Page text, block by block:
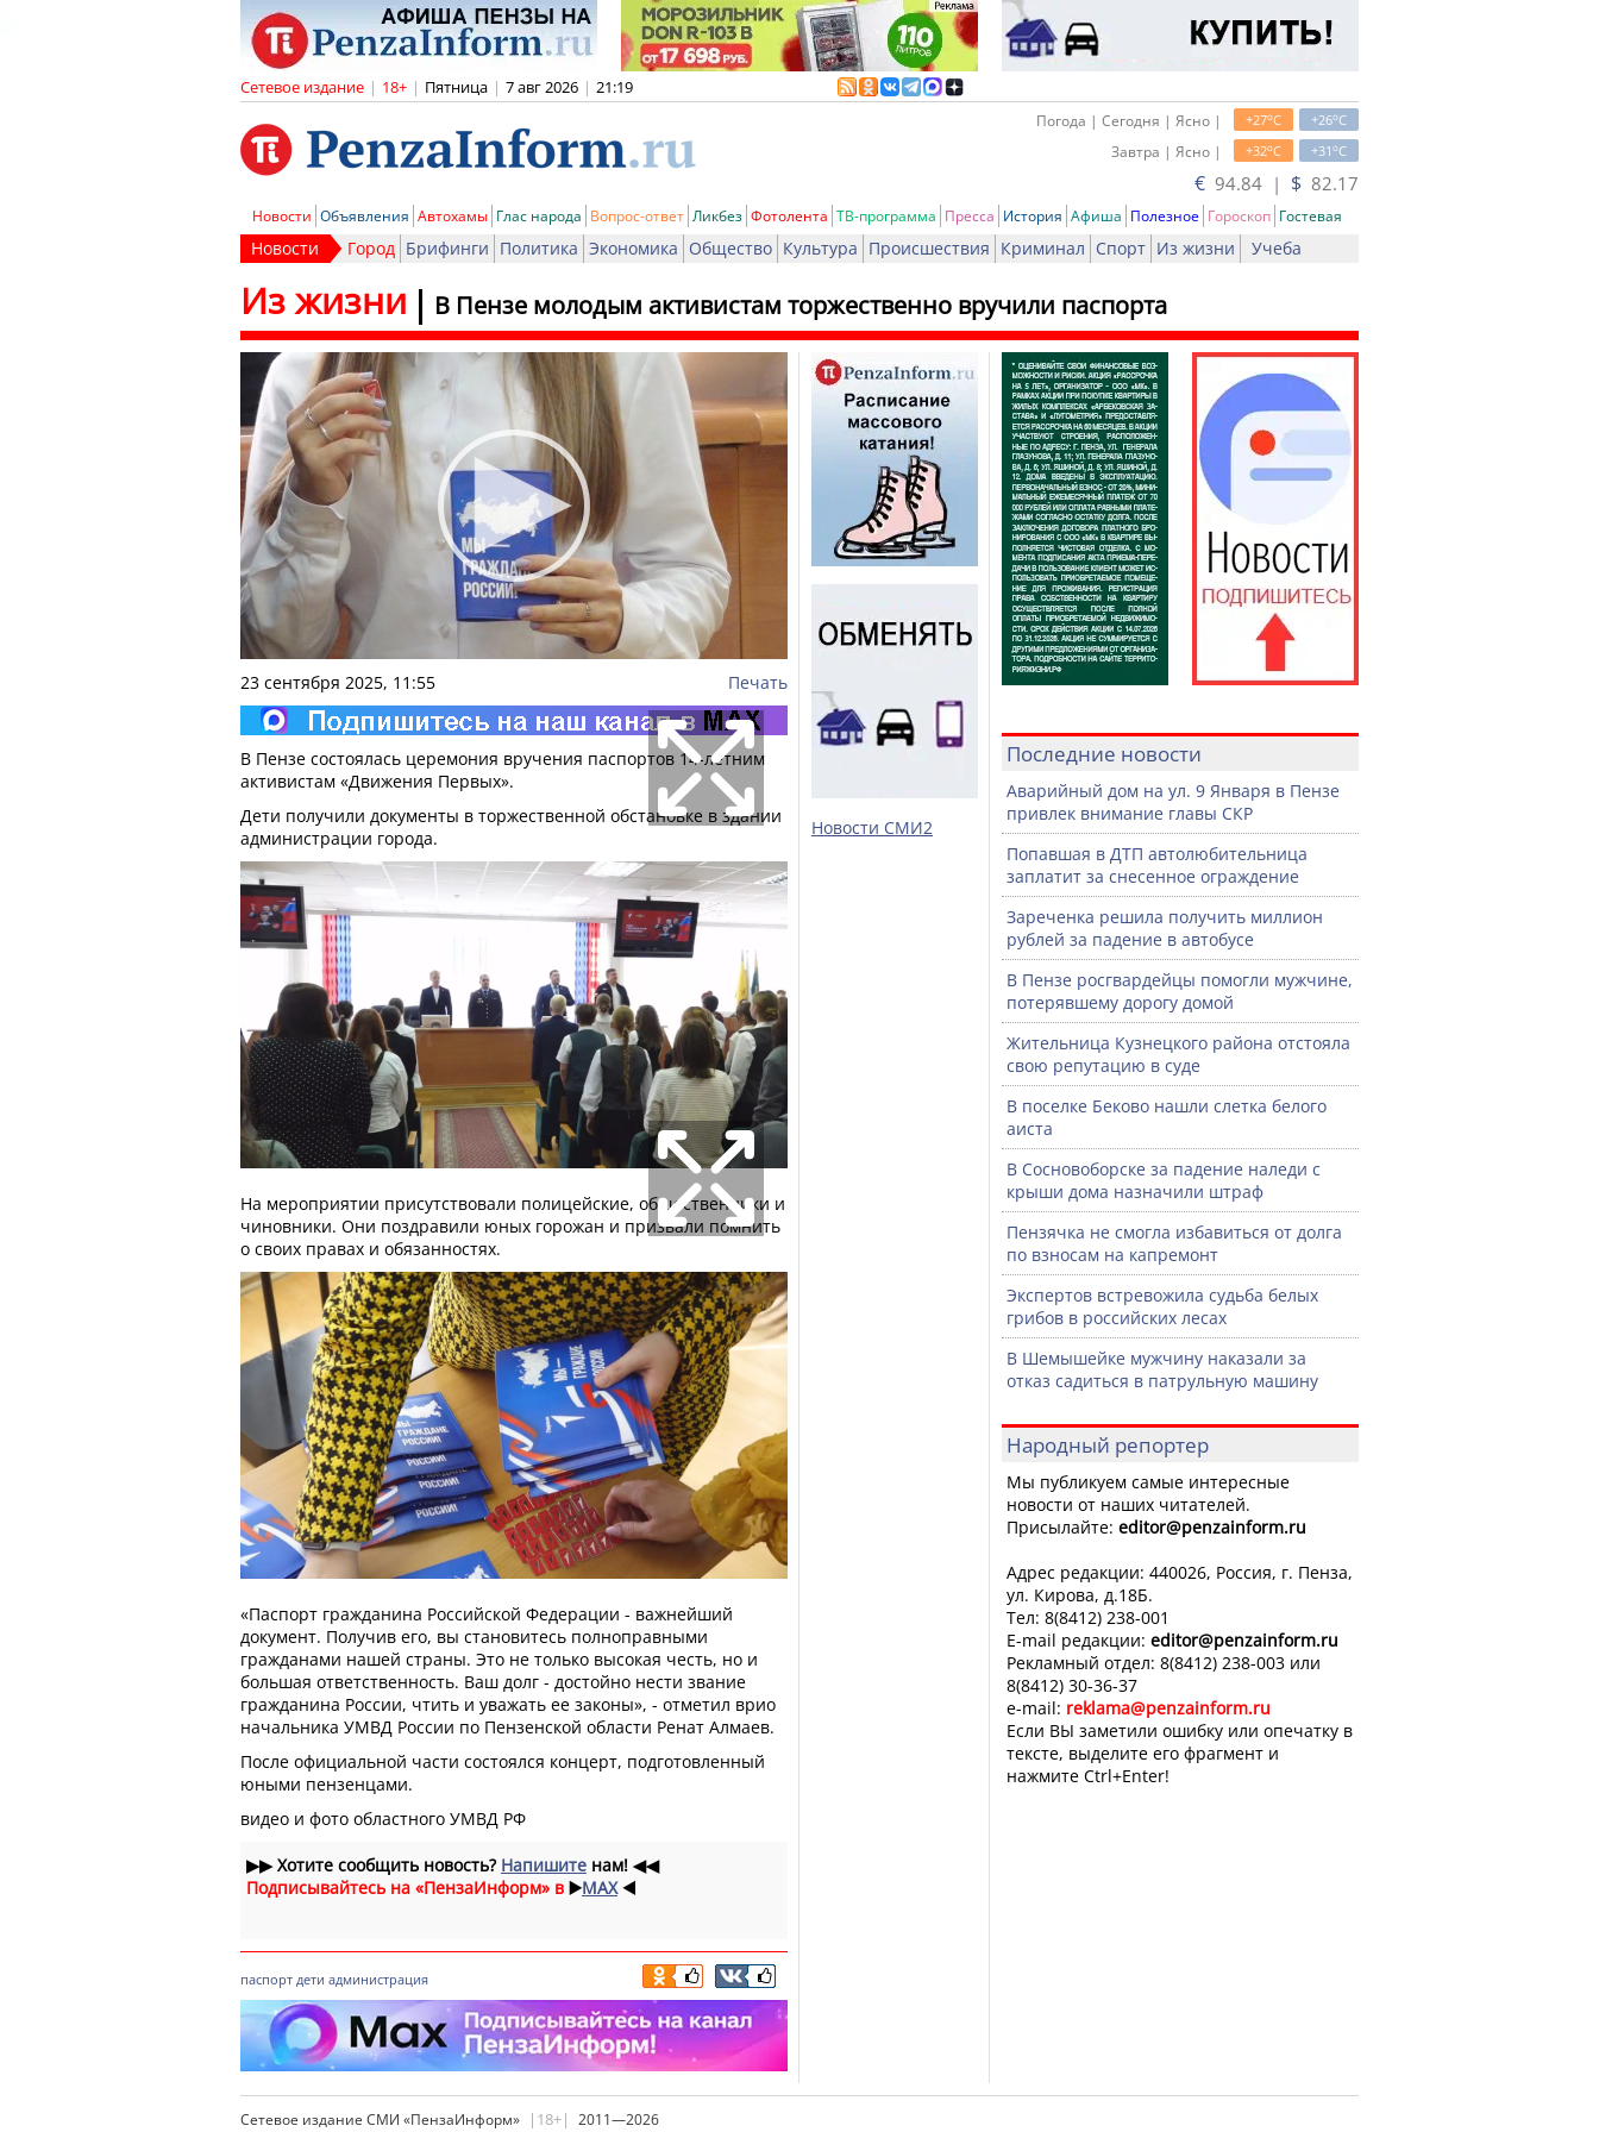
Сетевое издание | 18+ | Пятница | 7 авг 2026 | 21:19
+26oC
+27oC
Погода | Сегодня | Ясно |
+31oC
+32oC
Завтра | Ясно |
€ 94.84 | $ 82.17
Новости Объявления Автохамы Глас народа Вопрос-ответ Ликбез Фотолента ТВ-программа Пресса История Афиша Полезное Гороскоп Гостевая
Новости Город Брифинги Политика Экономика Общество Культура Происшествия Криминал Спорт Из жизни Учеба
В Пензе молодым активистам торжественно вручили паспорта
Из жизни
23 сентября 2025, 11:55 Печать
В Пензе состоялась церемония вручения паспортов 14-летним
активистам «Движения Первых».
Дети получили документы в торжественной обстановке в здании
администрации города.
На мероприятии присутствовали полицейские, общественники и
чиновники. Они поздравили юных горожан и призвали помнить
о своих правах и обязанностях.
«Паспорт гражданина Российской Федерации - важнейший
документ. Получив его, вы становитесь полноправными
гражданами нашей страны. Это не только высокая честь, но и
большая ответственность. Ваш долг - достойно нести звание
гражданина России, чтить и уважать ее законы», - отметил врио
начальника УМВД России по Пензенской области Ренат Алмаев.
После официальной части состоялся концерт, подготовленный
юными пензенцами.
видео и фото областного УМВД РФ
▶▶Хотите сообщить новость? Напишите нам! ◀◀
Подписывайтесь на «ПензаИнформ» в ▶️MAX ◀️
паспорт дети администрация
Новости СМИ2
Последние новости
Аварийный дом на ул. 9 Января в Пензе
привлек внимание главы СКР
Попавшая в ДТП автолюбительница
заплатит за снесенное ограждение
Зареченка решила получить миллион
рублей за падение в автобусе
В Пензе росгвардейцы помогли мужчине,
потерявшему дорогу домой
Жительница Кузнецкого района отстояла
свою репутацию в суде
В поселке Беково нашли слетка белого
аиста
В Сосновоборске за падение наледи с
крыши дома назначили штраф
Пензячка не смогла избавиться от долга
по взносам на капремонт
Экспертов встревожила судьба белых
грибов в российских лесах
В Шемышейке мужчину наказали за
отказ садиться в патрульную машину
Народный репортер
Мы публикуем самые интересные
новости от наших читателей.
Присылайте: editor@penzainform.ru
Адрес редакции: 440026, Россия, г. Пенза,
ул. Кирова, д.18Б.
Тел: 8(8412) 238-001
E-mail редакции: editor@penzainform.ru
Рекламный отдел: 8(8412) 238-003 или
8(8412) 30-36-37
e-mail: reklama@penzainform.ru
Если ВЫ заметили ошибку или опечатку в
тексте, выделите его фрагмент и
нажмите Ctrl+Enter!
Сетевое издание СМИ «ПензаИнформ» |18+| 2011—2026